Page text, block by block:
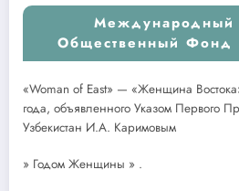
Международный
Общественный Фонд
«Woman of East» — «Женщина
года, объявленного Указом Первого
Узбекистан И.А. Каримовым
» Годом Женщины » .